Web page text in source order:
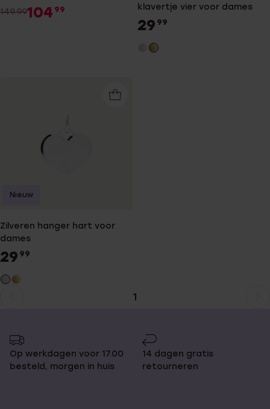
149.99104 99
klavertje vier voor dames
29 99
Zilveren hanger hart voor
dames
29 99
Nieuw
1
Op werkdagen voor 17.00
besteld, morgen in huis
14 dagen gratis
retourneren